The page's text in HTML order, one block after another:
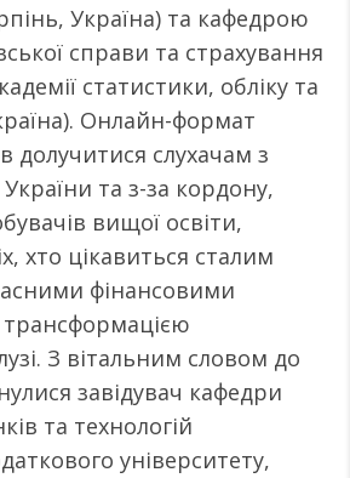
Україна) та кафедрою
справи та страхування
статистики, обліку та
Онлайн-формат
долучитися слухачам з
України та з-за кордону,
вищої освіти,
хто цікавиться сталим
фінансовими
З вітальним словом до
завідувач кафедри
та технологій
університету,